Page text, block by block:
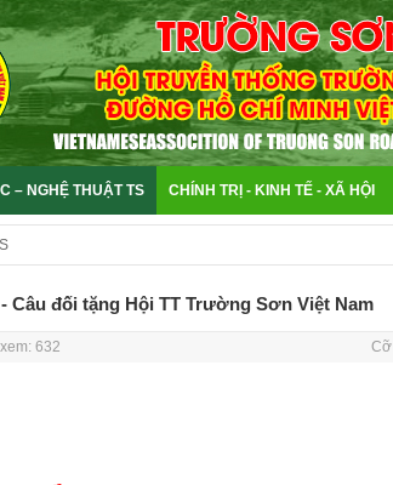
– NGHỆ THUẬT TS CHÍNH TRỊ - KINH TẾ - XÃ HỘI
đối tặng Hội TT Trường Sơn Việt Nam
632